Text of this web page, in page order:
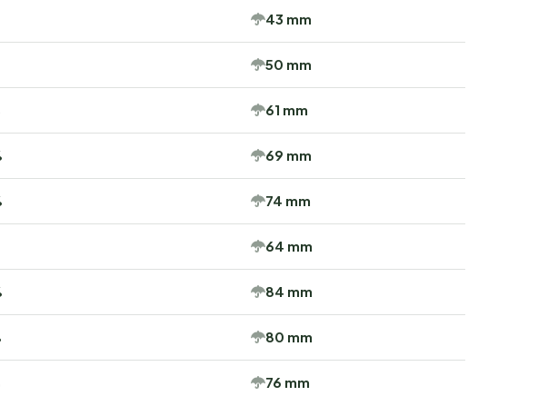
43 mm
50 mm
61 mm
69 mm
74 mm
64 mm
84 mm
80 mm
76 mm